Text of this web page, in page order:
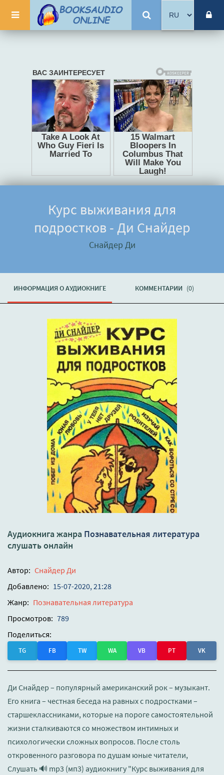
Курс выживания для
подростков - Ди Снайдер
Снайдер Ди
ИНФОРМАЦИЯ О АУДИОКНИГЕ КОММЕНТАРИИ (0)
Аудиокнига жанра Познавательная литература
слушать онлайн
Автор: Снайдер Ди
Добавлено: 15-07-2020, 21:28
Жанр: Познавательная литература
Просмотров: 789
Поделиться:
TG FB TW WA VB PT VK
Ди Снайдер – популярный американский рок – музыкант.
Его книга – честная беседа на равных с подростками –
старшеклассниками, которые на пороге самостоятельной
жизни сталкиваются со множеством интимных и
психологически сложных вопросов. После столь
откровенного разговора по душам юные читатели,
Слушать 🔊 mp3 (мп3) аудиокнигу "Курс выживания для